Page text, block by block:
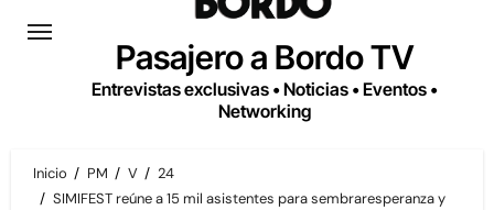
Pasajero a Bordo TV
Entrevistas exclusivas • Noticias • Eventos •
Networking
Inicio PM V
24
SIMIFEST reúne a 15 mil asistentes para sembraresperanza y